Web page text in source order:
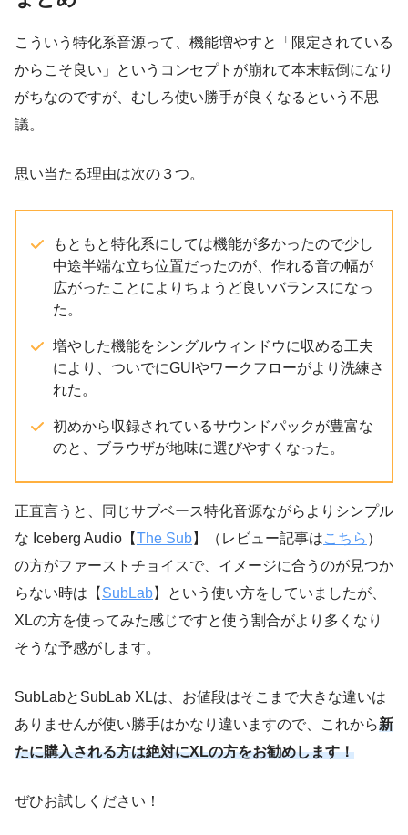
こういう特化系音源って、機能増やすと「限定されている
からこそ良い」というコンセプトが崩れて本末転倒になり
がちなのですが、むしろ使い勝手が良くなるという不思
議。
思い当たる理由は次の３つ。
もともと特化系にしては機能が多かったので少し
中途半端な立ち位置だったのが、作れる音の幅が
広がったことによりちょうど良いバランスになっ
た。
増やした機能をシングルウィンドウに収める工夫
により、ついでにGUIやワークフローがより洗練さ
れた。
初めから収録されているサウンドパックが豊富な
のと、ブラウザが地味に選びやすくなった。
正直言うと、同じサブベース特化音源ながらよりシンプル
な Iceberg Audio【The Sub】（レビュー記事はこちら ）
の方がファーストチョイスで、イメージに合うのが見つか
らない時は【 SubLab】という使い方をしていましたが、
XLの方を使ってみた感じですと使う割合がより多くなり
そうな予感がします。
SubLabとSubLab XLは、お値段はそこまで大きな違いは
ありませんが使い勝手はかなり違いますので、これから新
たに購入される方は絶対にXLの方をお勧めします！
ぜひお試しください！